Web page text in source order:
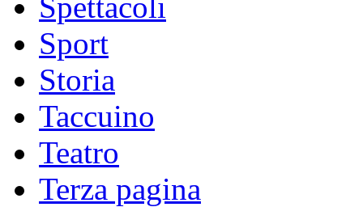
Sport
Storia
Taccuino
Teatro
Terza pagina